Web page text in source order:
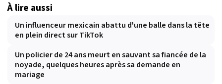
À lire aussi
Un influenceur mexicain abattu d'une balle dans la tête
en plein direct sur TikTok
Un policier de 24 ans meurt en sauvant sa fiancée de la
noyade, quelques heures après sa demande en
mariage